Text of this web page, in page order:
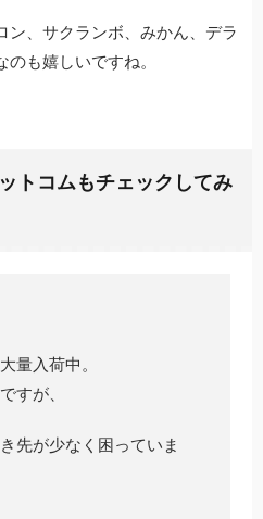
ン、サクランボ、みかん、デラ
も嬉しいですね。
トコムもチェックしてみ
量入荷中。
すが、
先が少なく困っていま